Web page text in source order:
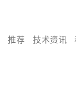
科技互联
察,量子,
推荐 技术资讯